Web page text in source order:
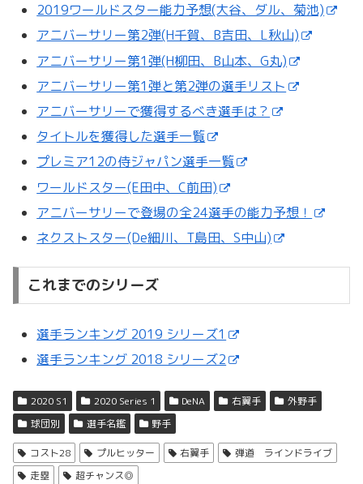
2019ワールドスター能力予想(大谷、ダル、菊池)
アニバーサリー第2弾(H千賀、B吉田、L秋山)
アニバーサリー第1弾(H柳田、B山本、G丸)
アニバーサリー第1弾と第2弾の選手リスト
アニバーサリーで獲得するべき選手は？
タイトルを獲得した選手一覧
プレミア12の侍ジャパン選手一覧
ワールドスター(E田中、C前田)
アニバーサリーで登場の全24選手の能力予想！
ネクストスター(De細川、T島田、S中山)
これまでのシリーズ
選手ランキング 2019 シリーズ1
選手ランキング 2018 シリーズ2
2020 S1 2020 Series 1 DeNA 右翼手
外野手
球団別
選手名鑑 野手
コスト28 プルヒッター 右翼手
弾道 ラインドライブ
走塁
超チャンス◎